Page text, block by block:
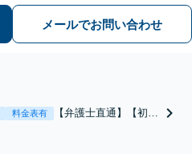
メールでお問い合わせ
料金表有
【弁護士直通】【初回